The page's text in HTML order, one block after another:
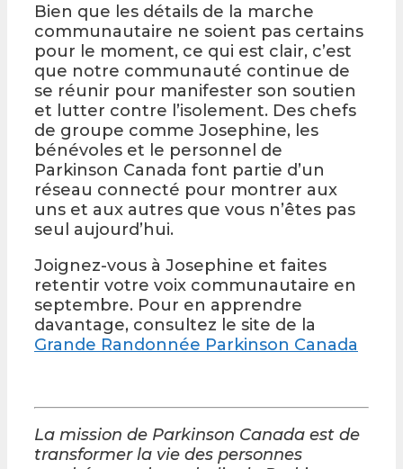
Bien que les détails de la marche
communautaire ne soient pas certains
pour le moment, ce qui est clair, c’est
que notre communauté continue de
se réunir pour manifester son soutien
et lutter contre l’isolement. Des chefs
de groupe comme Josephine, les
bénévoles et le personnel de
Parkinson Canada font partie d’un
réseau connecté pour montrer aux
uns et aux autres que vous n’êtes pas
seul aujourd’hui.
Joignez-vous à Josephine et faites
retentir votre voix communautaire en
septembre. Pour en apprendre
davantage, consultez le site de la
Grande Randonnée Parkinson Canada
La mission de Parkinson Canada est de
transformer la vie des personnes